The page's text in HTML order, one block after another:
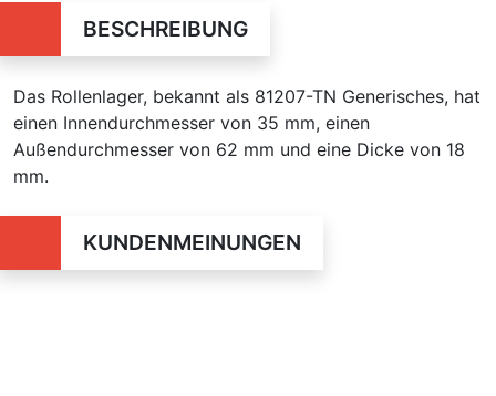
BESCHREIBUNG
Das Rollenlager, bekannt als 81207-TN Generisches, hat
einen Innendurchmesser von 35 mm, einen
Außendurchmesser von 62 mm und eine Dicke von 18
mm.
KUNDENMEINUNGEN